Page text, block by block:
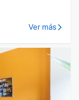
Ver más